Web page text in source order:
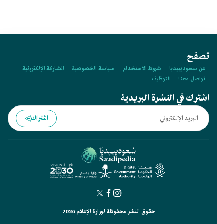
تصفح
عن سعوديبيديا شروط الاستخدام سياسة الخصوصية
المشاركة الإلكترونية
تواصل معنا
التوظيف
اشترك في النشرة البريدية
اشتراك
حقوق النشر محفوظة لوزارة الإعلام 2026